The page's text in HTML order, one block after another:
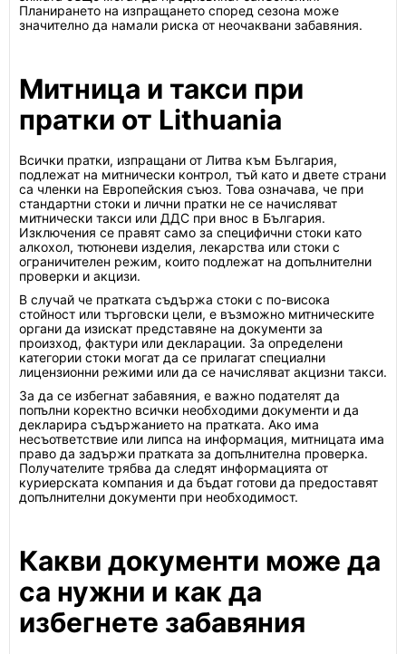
Планирането на изпращането според сезона може
значително да намали риска от неочаквани забавяния.
Митница и такси при
пратки от Lithuania
Всички пратки, изпращани от Литва към България,
подлежат на митнически контрол, тъй като и двете страни
са членки на Европейския съюз. Това означава, че при
стандартни стоки и лични пратки не се начисляват
митнически такси или ДДС при внос в България.
Изключения се правят само за специфични стоки като
алкохол, тютюневи изделия, лекарства или стоки с
ограничителен режим, които подлежат на допълнителни
проверки и акцизи.
В случай че пратката съдържа стоки с по-висока
стойност или търговски цели, е възможно митническите
органи да изискат представяне на документи за
произход, фактури или декларации. За определени
категории стоки могат да се прилагат специални
лицензионни режими или да се начисляват акцизни такси.
За да се избегнат забавяния, е важно подателят да
попълни коректно всички необходими документи и да
декларира съдържанието на пратката. Ако има
несъответствие или липса на информация, митницата има
право да задържи пратката за допълнителна проверка.
Получателите трябва да следят информацията от
куриерската компания и да бъдат готови да предоставят
допълнителни документи при необходимост.
Какви документи може да
са нужни и как да
избегнете забавяния